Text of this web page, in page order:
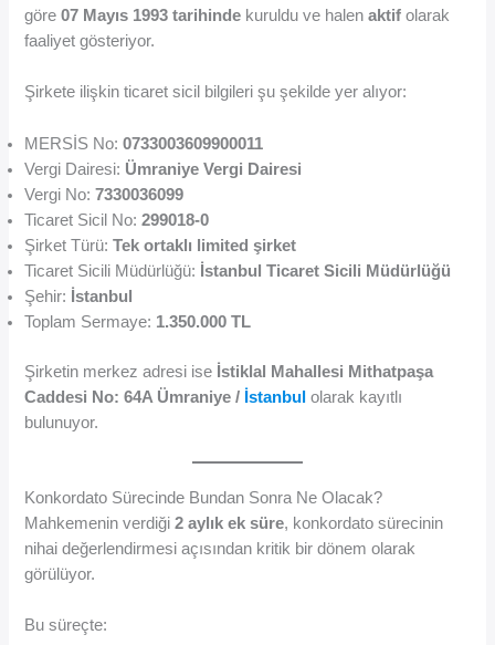
göre07 Mayıs 1993 tarihinde kuruldu ve halenaktif olarak
faaliyet gösteriyor.
Şirkete ilişkin ticaret sicil bilgileri şu şekilde yer alıyor:
MERSİS No:0733003609900011
Vergi Dairesi: Ümraniye Vergi Dairesi
Vergi No:7330036099
Ticaret Sicil No:299018-0
Şirket Türü:Tek ortaklı limited şirket
Ticaret Sicili Müdürlüğü: İstanbul Ticaret Sicili Müdürlüğü
Şehir: İstanbul
Toplam Sermaye: 1.350.000 TL
Şirketin merkez adresi ise İstiklal Mahallesi Mithatpaşa
Caddesi No: 64A Ümraniye / İstanbul olarak kayıtlı
bulunuyor.
Konkordato Sürecinde Bundan Sonra Ne Olacak?
Mahkemenin verdiği2 aylık ek süre, konkordato sürecinin
nihai değerlendirmesi açısından kritik bir dönem olarak
görülüyor.
Bu süreçte: